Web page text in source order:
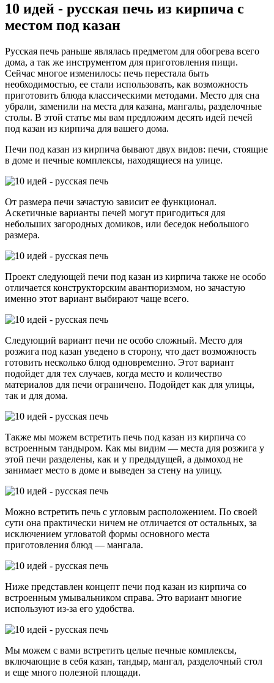
10 идей - русская печь из кирпича с
местом под казан
Русская печь раньше являлась предметом для обогрева всего
дома, а так же инструментом для приготовления пищи.
Сейчас многое изменилось: печь перестала быть
необходимостью, ее стали использовать, как возможность
приготовить блюда классическими методами. Место для сна
убрали, заменили на места для казана, мангалы, разделочные
столы. В этой статье мы вам предложим десять идей печей
под казан из кирпича для вашего дома.
Печи под казан из кирпича бывают двух видов: печи, стоящие
в доме и печные комплексы, находящиеся на улице.
От размера печи зачастую зависит ее функционал.
Аскетичные варианты печей могут пригодиться для
небольших загородных домиков, или беседок небольшого
размера.
Проект следующей печи под казан из кирпича также не особо
отличается конструкторским авантюризмом, но зачастую
именно этот вариант выбирают чаще всего.
Следующий вариант печи не особо сложный. Место для
розжига под казан уведено в сторону, что дает возможность
готовить несколько блюд одновременно. Этот вариант
подойдет для тех случаев, когда место и количество
материалов для печи ограничено. Подойдет как для улицы,
так и для дома.
Также мы можем встретить печь под казан из кирпича со
встроенным тандыром. Как мы видим — места для розжига у
этой печи разделены, как и у предыдущей, а дымоход не
занимает место в доме и выведен за стену на улицу.
Можно встретить печь с угловым расположением. По своей
сути она практически ничем не отличается от остальных, за
исключением угловатой формы основного места
приготовления блюд — мангала.
Ниже представлен концепт печи под казан из кирпича со
встроенным умывальником справа. Это вариант многие
используют из-за его удобства.
Мы можем с вами встретить целые печные комплексы,
включающие в себя казан, тандыр, мангал, разделочный стол
и еще много полезной площади.